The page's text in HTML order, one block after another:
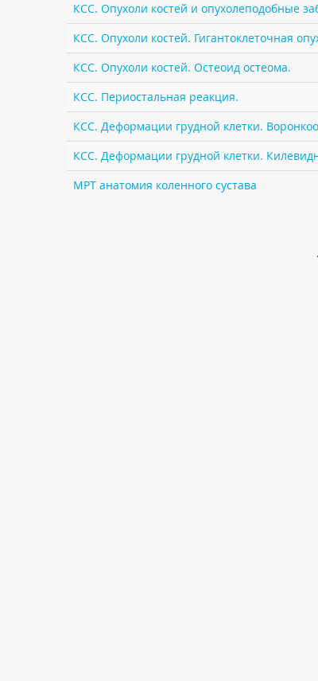
КСС. Опухоли костей и опухолеподобные
КСС. Опухоли костей. Гигантоклеточная
КСС. Опухоли костей. Остеоид остеома.
КСС. Периостальная реакция.
КСС. Деформации грудной клетки.
КСС. Деформации грудной клетки.
МРТ анатомия коленного сустава